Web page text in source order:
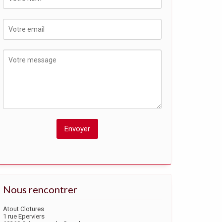
Nous rencontrer
Atout Clotures
1 rue Eperviers